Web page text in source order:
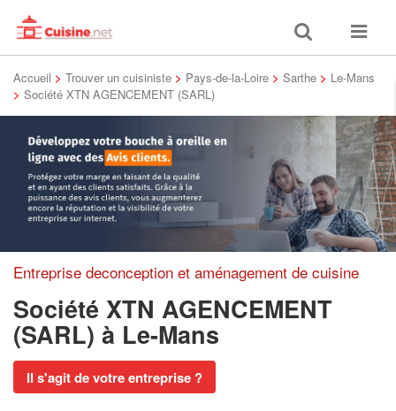
Toggle
search
Toggle
Accueil > Trouver un cuisiniste > Pays-de-la-Loire > Sarthe > Le-Mans
> Société XTN AGENCEMENT (SARL)
Entreprise deconception et aménagement de cuisine
Société XTN AGENCEMENT
(SARL) à Le-Mans
Il s'agit de votre entreprise ?